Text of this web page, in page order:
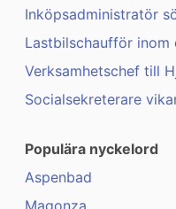
Inköpsadministratör
Lastbilschaufför inom
Verksamhetschef till
Socialsekreterare
Populära nyckelord
Aspenbad